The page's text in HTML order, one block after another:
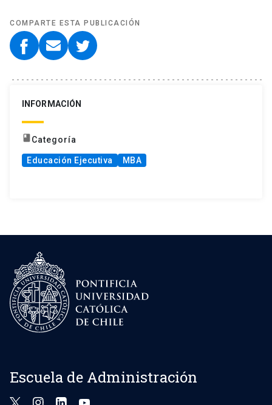
COMPARTE ESTA PUBLICACIÓN
INFORMACIÓN
book Categoría
Educación Ejecutiva MBA
Escuela de Administración